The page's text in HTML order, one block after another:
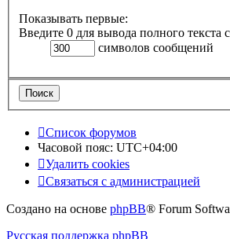
Показывать первые:
Введите 0 для вывода полного текста
символов сообщений
Список форумов
Часовой пояс: UTC+04:00
Удалить cookies
Связаться с администрацией
Создано на основе phpBB® Forum
Русская поддержка phpBB